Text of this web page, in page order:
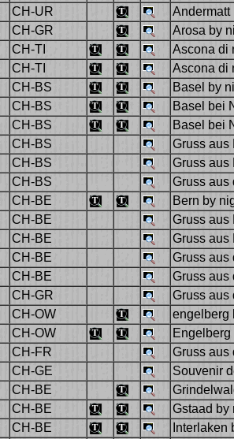
CH-UR
Andermatt
CH-GR
Arosa by
CH-TI
Ascona di
CH-TI
Ascona di
CH-BS
Basel by
CH-BS
Basel bei
CH-BS
Basel bei
CH-BS
Gruss aus
CH-BS
Gruss aus
CH-BS
Gruss aus
CH-BE
Bern by
CH-BE
Gruss aus
CH-BE
Gruss aus
CH-BE
Gruss aus
CH-BE
Gruss aus
CH-GR
Gruss aus
CH-OW
engelberg
CH-OW
CH-FR
Gruss aus
CH-GE
Souvenir
CH-BE
CH-BE
Gstaad by
CH-BE
Interlaken